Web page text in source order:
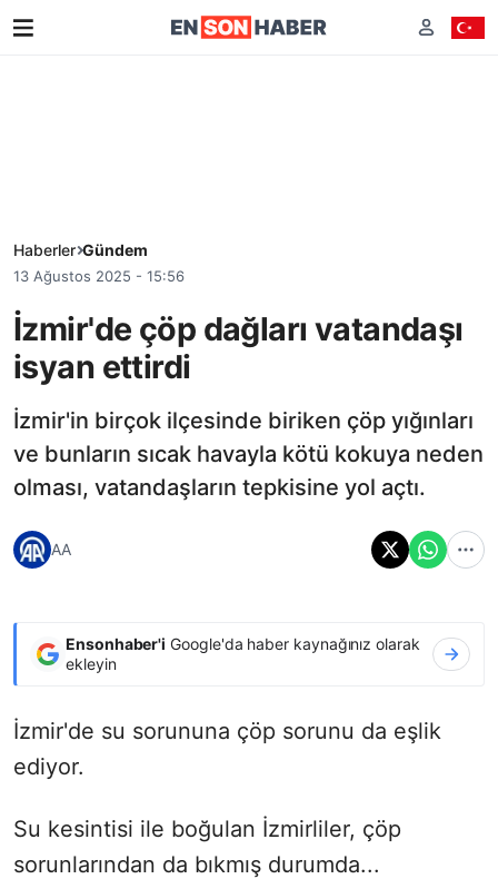
Haberler Gündem
13 Ağustos 2025 - 15:56
İzmir'de çöp dağları vatandaşı
isyan ettirdi
İzmir'in birçok ilçesinde biriken çöp yığınları
ve bunların sıcak havayla kötü kokuya neden
olması, vatandaşların tepkisine yol açtı.
AA
Ensonhaber'i Google'da haber kaynağınız olarak
ekleyin
İzmir'de su sorununa çöp sorunu da eşlik
ediyor.
Su kesintisi ile boğulan İzmirliler, çöp
sorunlarından da bıkmış durumda...